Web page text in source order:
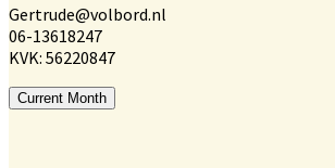
Gertrude@volbord.nl
06-13618247
KVK: 56220847
Current Month